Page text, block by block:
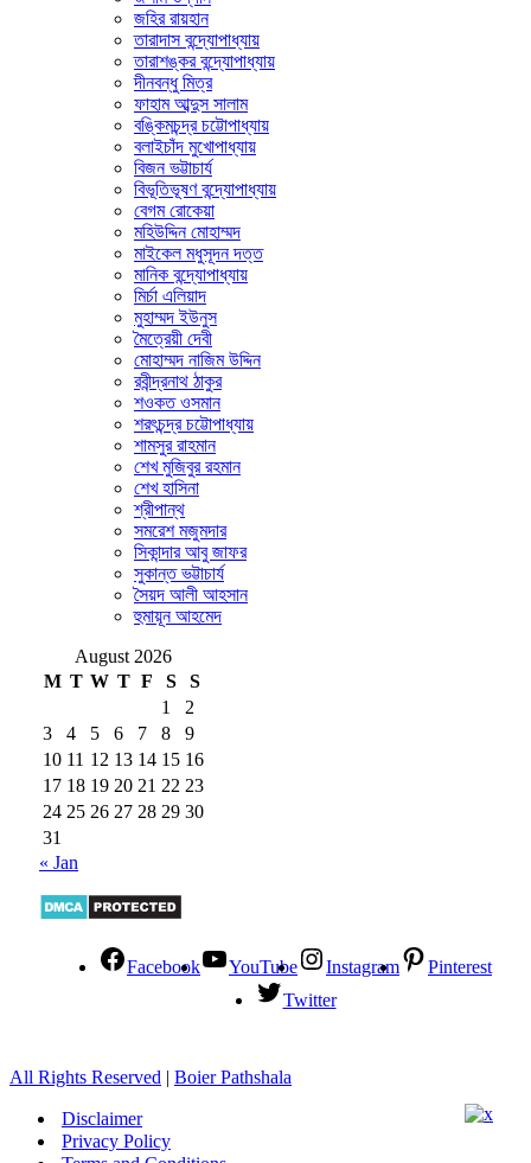
জহির রায়হান
তারাদাস বন্দ্যোপাধ্যায়
তারাশঙ্কর বন্দ্যোপাধ্যায়
দীনবন্ধু মিত্র
ফাহাম আব্দুস সালাম
বঙ্কিমচন্দ্র চট্টোপাধ্যায়
বলাইচাঁদ মুখোপাধ্যায়
বিজন ভট্টাচার্য
বিভূতিভূষণ বন্দ্যোপাধ্যায়
বেগম রোকেয়া
মহিউদ্দিন মোহাম্মদ
মাইকেল মধুসূদন দত্ত
মানিক বন্দ্যোপাধ্যায়
মির্চা এলিয়াদ
মুহাম্মদ ইউনুস
মৈত্রেয়ী দেবী
মোহাম্মদ নাজিম উদ্দিন
রবীন্দ্রনাথ ঠাকুর
শওকত ওসমান
শরৎচন্দ্র চট্টোপাধ্যায়
শামসুর রাহমান
শেখ মুজিবুর রহমান
শেখ হাসিনা
শ্রীপান্থ
সমরেশ মজুমদার
সিকান্দার আবু জাফর
সুকান্ত ভট্টাচার্য
সৈয়দ আলী আহসান
হুমায়ূন আহমেদ
August 2026
M T W T F S
S
1
2
3
4 5 6 7 8
9
10 11 12 13 14 15 16
17 18 19 20 21 22 23
24 25 26 27 28 29 30
31
« Jan
Facebook YouTube Instagram
Pinterest
Twitter
All Rights Reserved | Boier Pathshala
Disclaimer
Privacy Policy